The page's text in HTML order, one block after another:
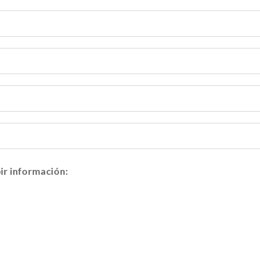
Inteligencia Emocional Infantil: 9 libros para Que los
Biblioteca de
9 libros para Que los
información: